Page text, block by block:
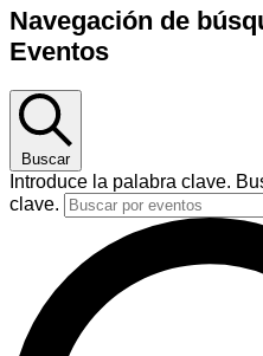
Navegación de
Eventos
Buscar
Introduce la palabra clave.
clave.